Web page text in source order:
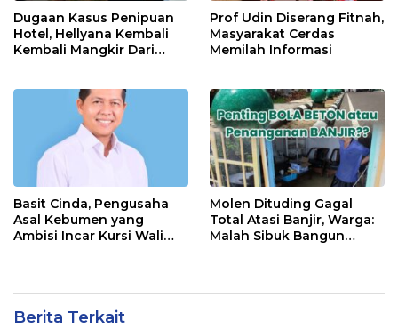
Dugaan Kasus Penipuan
Hotel, Hellyana Kembali
Kembali Mangkir Dari
Prof Udin Diserang Fitnah,
Masyarakat Cerdas
Memilah Informasi
Basit Cinda, Pengusaha
Asal Kebumen yang
Ambisi Incar Kursi Wali
Molen Dituding Gagal
Total Atasi Banjir, Warga:
Malah Sibuk Bangun
Berita Terkait